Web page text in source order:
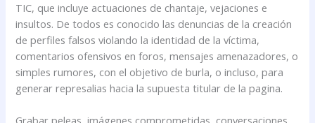
TIC, que incluye actuaciones de chantaje, vejaciones e
insultos. De todos es conocido las denuncias de la creación
de perfiles falsos violando la identidad de la víctima,
comentarios ofensivos en foros, mensajes amenazadores, o
simples rumores, con el objetivo de burla, o incluso, para
generar represalias hacia la supuesta titular de la pagina.